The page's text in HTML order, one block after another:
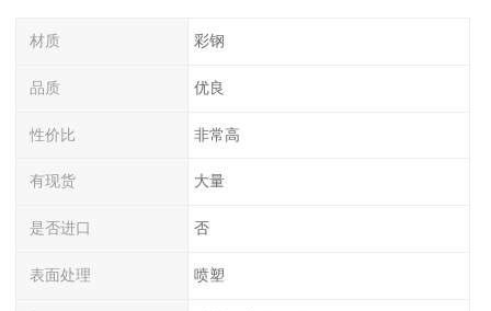
材质 彩钢
品质 优良
性价比 非常高
有现货 大量
是否进口 否
表面处理 喷塑